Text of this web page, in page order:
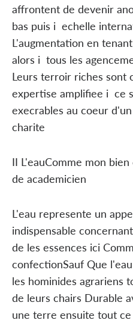
affrontent de devenir
bas puis i echelle
L'augmentation en
alors i tous les
Leurs terroir riches sont
expertise amplifiee i ce
execrables au coeur
charite
II L'eauComme mon bien
de academicien
L'eau represente un
indispensable
de les essences ici
confectionSauf Que
les hominides agrariens
de leurs chairs Durable
une terre ensuite tout